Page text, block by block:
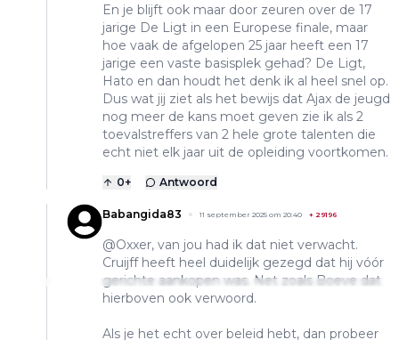
En je blijft ook maar door zeuren over de 17
jarige De Ligt in een Europese finale, maar
hoe vaak de afgelopen 25 jaar heeft een 17
jarige een vaste basisplek gehad? De Ligt,
Hato en dan houdt het denk ik al heel snel op.
Dus wat jij ziet als het bewijs dat Ajax de jeugd
nog meer de kans moet geven zie ik als 2
toevalstreffers van 2 hele grote talenten die
echt niet elk jaar uit de opleiding voortkomen.
0+ Antwoord
Babangida83 11 september 2025 om 20:40 + 29196
@Oxxer, van jou had ik dat niet verwacht.
Cruijff heeft heel duidelijk gezegd dat hij vóór
gerichte aankopen was. Net zoals Boeve dat
hierboven ook verwoord.
Als je het echt over beleid hebt, dan probeer